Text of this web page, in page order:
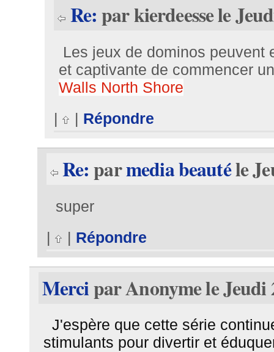
Re:par kierdeesse le
Les jeux de dominos peuvent
et captivante de commencer
Walls North Shore
|
| Répondre
Re:parmedia beautéle
super
|
| Répondre
Mercipar Anonyme le Jeudi
J'espère que cette série
stimulants pour divertir et